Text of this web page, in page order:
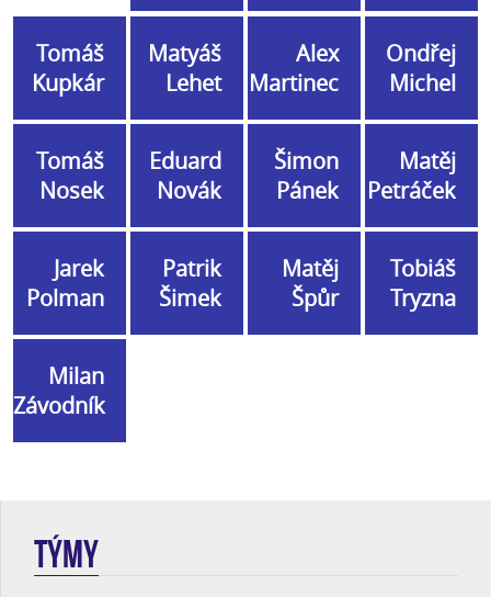
Tomáš
Kupkár
Matyáš
Lehet
Alex
Martinec
Ondřej
Michel
Tomáš
Nosek
Eduard
Novák
Šimon
Pánek
Matěj
Petráček
Jarek
Polman
Patrik
Šimek
Matěj
Špůr
Tobiáš
Tryzna
Milan
Závodník
TÝMY